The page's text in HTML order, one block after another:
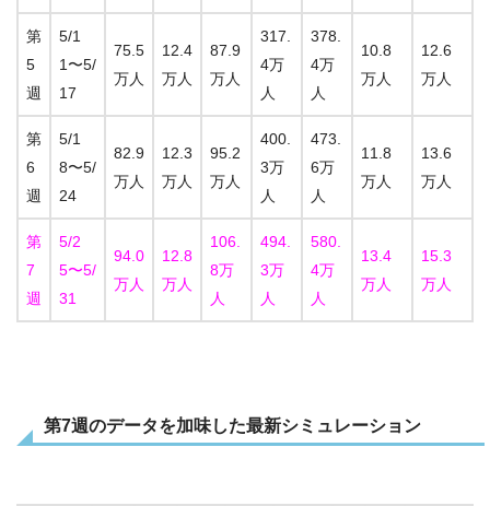
第
5
週
5/1
1〜5/
17
75.5
万人
12.4
万人
87.9
万人
317.
4万
人
378.
4万
人
10.8
万人
12.6
万人
第
6
週
5/1
8〜5/
24
82.9
万人
12.3
万人
95.2
万人
400.
3万
人
473.
6万
人
11.8
万人
13.6
万人
第
7
週
5/2
5〜5/
31
94.0
万人
12.8
万人
106.
8万
人
494.
3万
人
580.
4万
人
13.4
万人
15.3
万人
第7週のデータを加味した最新シミュレーション